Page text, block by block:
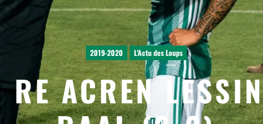
2019-2020 L'Actu des Loups
ACREN